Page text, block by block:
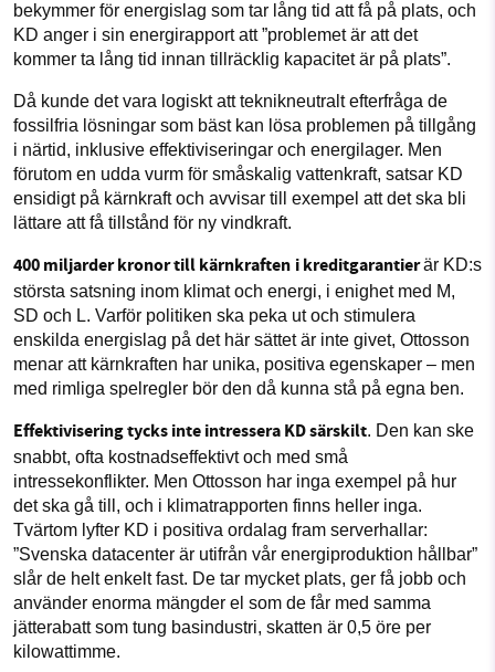
bekymmer för energislag som tar lång tid att få på plats, och
KD anger i sin energirapport att ”problemet är att det
kommer ta lång tid innan tillräcklig kapacitet är på plats”.
Då kunde det vara logiskt att teknikneutralt efterfråga de
fossilfria lösningar som bäst kan lösa problemen på tillgång
i närtid, inklusive effektiviseringar och energilager. Men
förutom en udda vurm för småskalig vattenkraft, satsar KD
ensidigt på kärnkraft och avvisar till exempel att det ska bli
lättare att få tillstånd för ny vindkraft.
400 miljarder kronor till kärnkraften i kreditgarantierär KD:s
största satsning inom klimat och energi, i enighet med M,
SD och L. Varför politiken ska peka ut och stimulera
enskilda energislag på det här sättet är inte givet, Ottosson
menar att kärnkraften har unika, positiva egenskaper – men
med rimliga spelregler bör den då kunna stå på egna ben.
Effektivisering tycks inte intressera KD särskilt. Den kan ske
snabbt, ofta kostnadseffektivt och med små
intressekonflikter. Men Ottosson har inga exempel på hur
det ska gå till, och i klimatrapporten finns heller inga.
Tvärtom lyfter KD i positiva ordalag fram serverhallar:
”Svenska datacenter är utifrån vår energiproduktion hållbar”
slår de helt enkelt fast. De tar mycket plats, ger få jobb och
använder enorma mängder el som de får med samma
jätterabatt som tung basindustri, skatten är 0,5 öre per
kilowattimme.